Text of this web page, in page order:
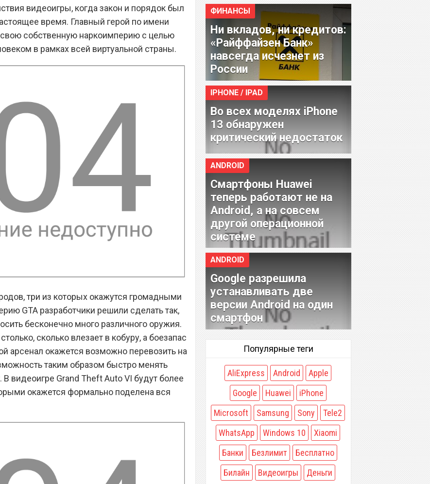
видеоигры, когда закон и порядок был
время. Главный герой по имени
собственную наркоимперию с целью
в рамках всей виртуальной страны.
три из которых окажутся громадными
GTA разработчики решили сделать так,
бесконечно много различного оружия.
сколько влезает в кобуру, а боезапас
арсенал окажется возможно перевозить на
таким образом быстро менять
видеоигре Grand Theft Auto VI будут более
окажется формально поделена вся
ФИНАНСЫ
Ни вкладов, ни кредитов:
«Райффайзен Банк»
навсегда исчезнет из
России
IPHONE / IPAD
Во всех моделях iPhone
13 обнаружен
критический недостаток
ANDROID
Смартфоны Huawei
теперь работают не на
Android, а на совсем
другой операционной
системе
ANDROID
Google разрешила
устанавливать две
версии Android на один
смартфон
Популярные теги
AliExpress Android
Apple
Google
Huawei
iPhone
Microsoft
Samsung Sony
Tele2
WhatsApp
Windows 10
Xiaomi
Банки
Безлимит
Бесплатно
Билайн
Видеоигры
Деньги